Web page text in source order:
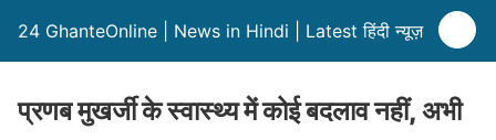
24 GhanteOnline | News in Hindi | Latest हिंदी न्यूज़
प्रणब मुखर्जी के स्वास्थ्य में कोई बदलाव नहीं, अभी